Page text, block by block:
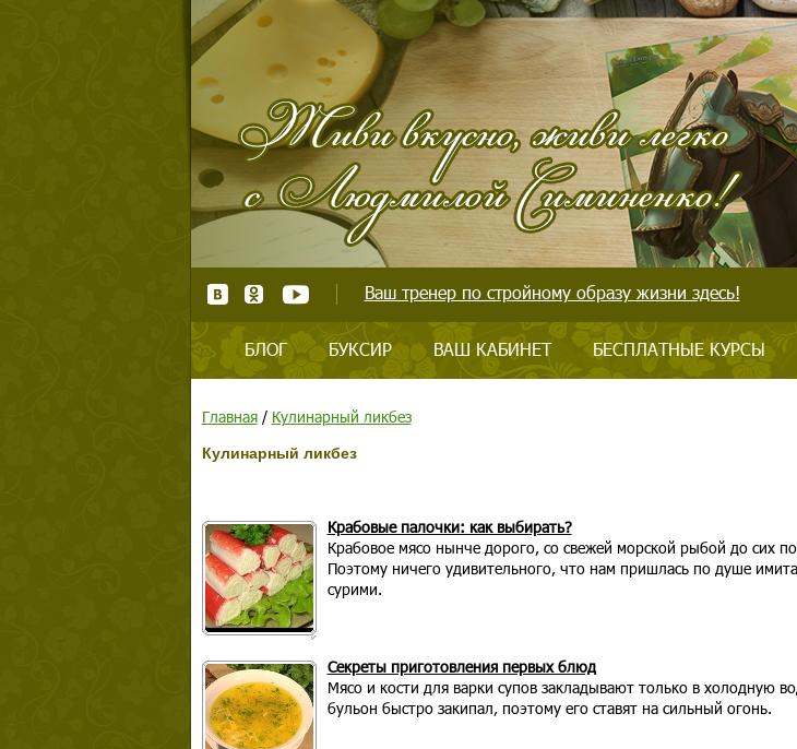
Ваш тренер по стройному образу жизни здесь!
БЛОГ БУКСИР ВАШ КАБИНЕТ БЕСПЛАТНЫЕ КУРСЫ
Главная/ Кулинарный ликбез
Кулинарный ликбез
Крабовые палочки: как выбирать?
Крабовое мясо нынче дорого, со свежей морской рыбой до сих
Поэтому ничего удивительного, что нам пришлась по душе
сурими.
Секреты приготовления первых блюд
Мясо и кости для варки супов закладывают только в холодную
бульон быстро закипал, поэтому его ставят на сильный огонь.